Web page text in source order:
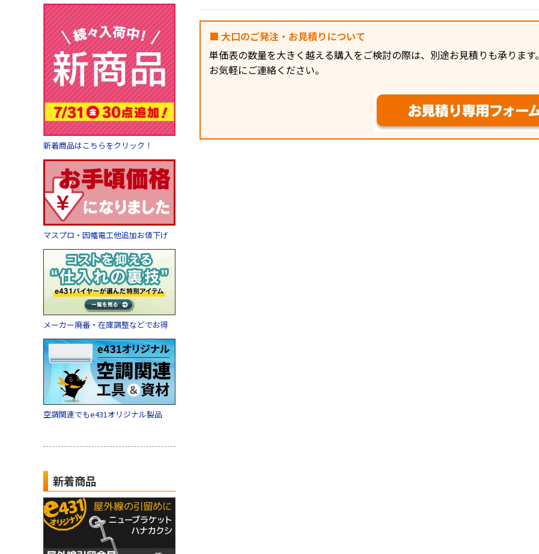
新着商品はこちらをクリック！
マスプロ・因幡電工他追加お値下げ
メーカー廃番・在庫調整などでお得
空調関連でもe431オリジナル製品
新着商品
■ 大口のご発注・お見積りについて
単価表の数量を大きく越える購入をご検討の際は、別途お見積りも承ります。
お気軽にご連絡ください。